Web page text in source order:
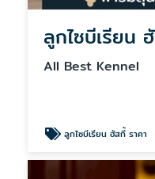
ลูกไซบีเรียน
All Best Kennel
ลูกไซบีเรียน ฮัสกี้ ราคา